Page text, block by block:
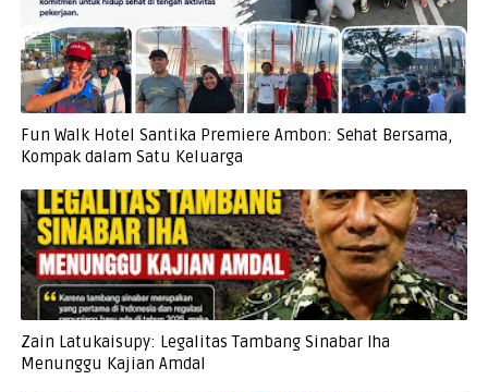
Fun Walk Hotel Santika Premiere Ambon: Sehat Bersama,
Kompak dalam Satu Keluarga
Zain Latukaisupy: Legalitas Tambang Sinabar Iha
Menunggu Kajian Amdal